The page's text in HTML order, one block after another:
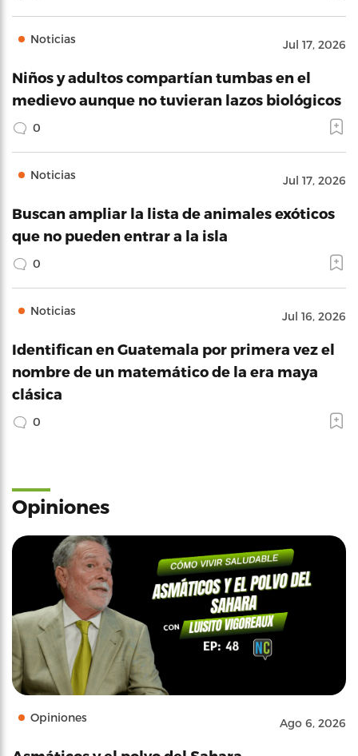
Noticias Jul 17, 2026
Niños y adultos compartían tumbas en el
medievo aunque no tuvieran lazos biológicos
0
Noticias Jul 17, 2026
Buscan ampliar la lista de animales exóticos
que no pueden entrar a la isla
0
Noticias Jul 16, 2026
Identifican en Guatemala por primera vez el
nombre de un matemático de la era maya
clásica
0
Opiniones
Opiniones Ago 6, 2026